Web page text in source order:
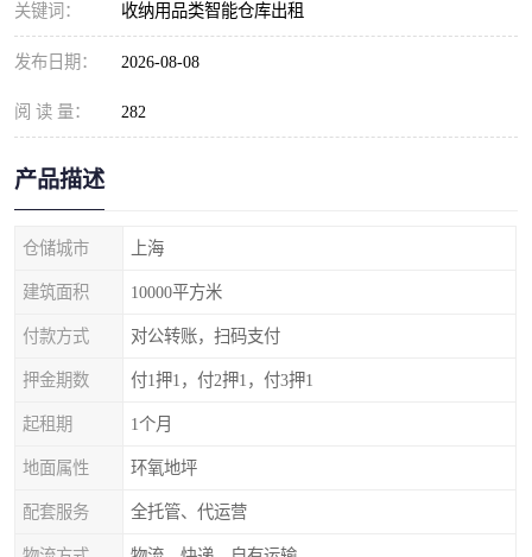
关键词： 收纳用品类智能仓库出租
发布日期： 2026-08-08
阅 读 量： 282
产品描述
仓储城市 上海
建筑面积 10000平方米
付款方式 对公转账，扫码支付
押金期数 付1押1，付2押1，付3押1
起租期 1个月
地面属性 环氧地坪
配套服务 全托管、代运营